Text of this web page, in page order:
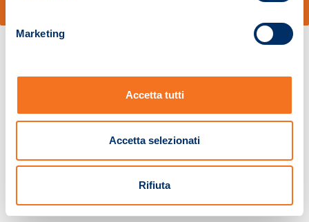
Marketing
Accetta tutti
Accetta selezionati
Rifiuta